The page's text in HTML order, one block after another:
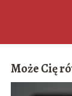
Może Cię